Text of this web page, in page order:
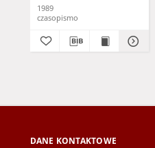
1989
czasopismo
DANE KONTAKTOWE